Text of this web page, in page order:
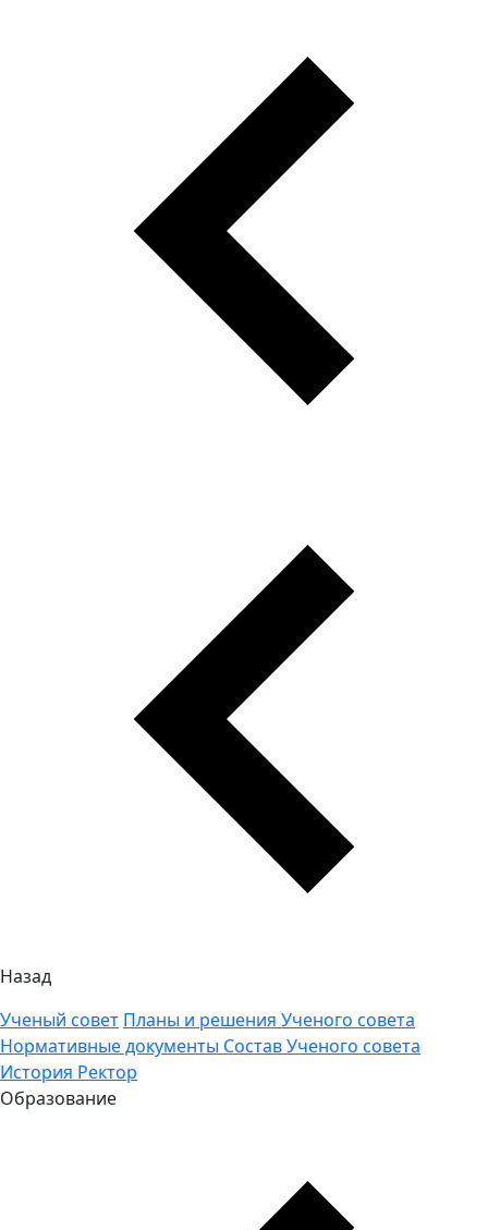
Назад
Ученый совет Планы и решения Ученого совета
Нормативные документы Состав Ученого совета
История Ректор
Образование